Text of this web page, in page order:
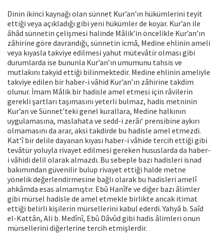
Dinin ikinci kaynağı olan sünnet Kur’an’ın hükümlerini teyit
ettiği veya açıkladığı gibi yeni hükümler de koyar. Kur’an ile
âhâd sünnetin çelişmesi halinde Mâlik’in öncelikle Kur’an’ın
zâhirine göre davrandığı, sünnetin icmâ, Medine ehlinin ameli
veya kıyasla takviye edilmesi yahut mütevâtir olması gibi
durumlarda ise bununla Kur’an’ın umumunu tahsis ve
mutlakını takyid ettiği bilinmektedir. Medine ehlinin ameliyle
takviye edilen bir haber-i vâhid Kur’an’ın zâhirine takdim
olunur. İmam Mâlik bir hadisle amel etmesi için râvilerin
gerekli şartları taşımasını yeterli bulmaz, hadis metninin
Kur’an ve Sünnet’teki genel kurallara, Medine halkının
uygulamasına, maslahata ve sedd-i zerâi‘ prensibine aykırı
olmamasını da arar, aksi takdirde bu hadisle amel etmezdi.
Kat‘î bir delile dayanan kıyası haber-i vâhide tercih ettiği gibi
tevâtür yoluyla rivayet edilmesi gereken hususlarda da haber-
i vâhidi delil olarak almazdı. Bu sebeple bazı hadisleri isnad
bakımından güvenilir bulup rivayet ettiği halde metne
yönelik değerlendirmesine bağlı olarak bu hadisleri amelî
ahkâmda esas almamıştır. Ebû Hanîfe ve diğer bazı âlimler
gibi mürsel hadisle de amel etmekle birlikte ancak itimat
ettiği belirli kişilerin mürsellerini kabul ederdi. Yahyâ b. Saîd
el-Kattân, Ali b. Medînî, Ebû Dâvûd gibi hadis âlimleri onun
mürsellerini diğerlerine tercih etmişlerdir.